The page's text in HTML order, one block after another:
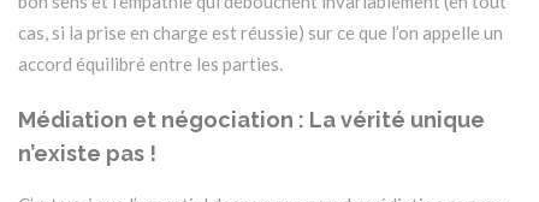
cas, si la prise en charge est réussie) sur ce que l’on appelle un
accord équilibré entre les parties.
Médiation et négociation : La vérité unique
n’existe pas !